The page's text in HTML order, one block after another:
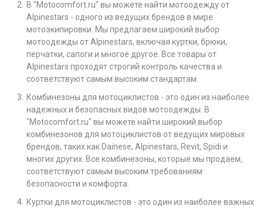
В "Motocomfort.ru" вы можете найти мотоодежду от
Alpinestars - одного из ведущих брендов в мире
мотоэкипировки. Мы предлагаем широкий выбор
мотоодежды от Alpinestars, включая куртки, брюки,
перчатки, сапоги и многое другое. Все товары от
Alpinestars проходят строгий контроль качества и
соответствуют самым высоким стандартам.
Комбинезоны для мотоциклистов - это один из наиболее
надежных и безопасных видов мотоодежды. В
"Motocomfort.ru" вы можете найти широкий выбор
комбинезонов для мотоциклистов от ведущих мировых
брендов, таких как Dainese, Alpinestars, Revit, Spidi и
многих других. Все комбинезоны, которые мы продаем,
соответствуют самым высоким требованиям
безопасности и комфорта.
Куртки для мотоциклистов - это один из наиболее важных